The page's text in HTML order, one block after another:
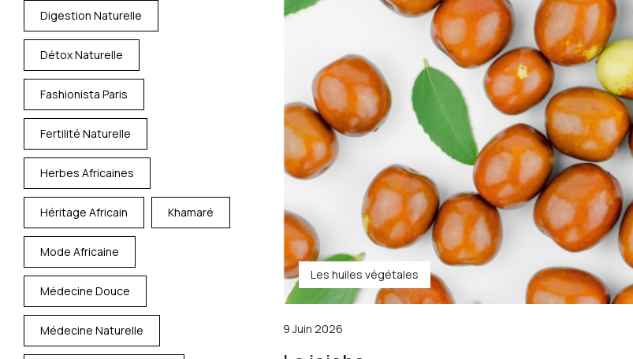
Digestion Naturelle
Détox Naturelle
Fashionista Paris
Fertilité Naturelle
Herbes Africaines
Héritage Africain Khamaré
Mode Africaine
Médecine Douce
Médecine Naturelle
Les huiles végétales
9 Juin 2026